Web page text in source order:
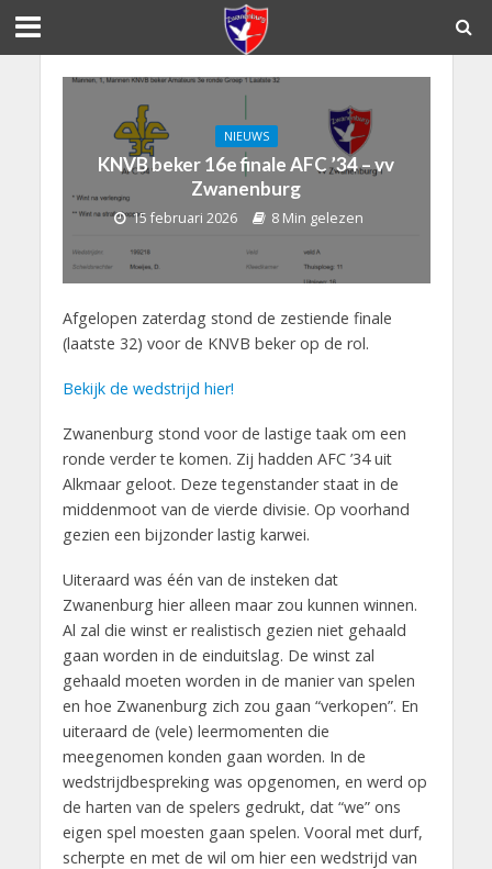
NIEUWS
KNVB beker 16e finale AFC ’34 – vv
Zwanenburg
15 februari 2026 8 Min gelezen
Afgelopen zaterdag stond de zestiende finale
(laatste 32) voor de KNVB beker op de rol.
Bekijk de wedstrijd hier!
Zwanenburg stond voor de lastige taak om een
ronde verder te komen. Zij hadden AFC ’34 uit
Alkmaar geloot. Deze tegenstander staat in de
middenmoot van de vierde divisie. Op voorhand
gezien een bijzonder lastig karwei.
Uiteraard was één van de insteken dat
Zwanenburg hier alleen maar zou kunnen winnen.
Al zal die winst er realistisch gezien niet gehaald
gaan worden in de einduitslag. De winst zal
gehaald moeten worden in de manier van spelen
en hoe Zwanenburg zich zou gaan “verkopen”. En
uiteraard de (vele) leermomenten die
meegenomen konden gaan worden. In de
wedstrijdbespreking was opgenomen, en werd op
de harten van de spelers gedrukt, dat “we” ons
eigen spel moesten gaan spelen. Vooral met durf,
scherpte en met de wil om hier een wedstrijd van